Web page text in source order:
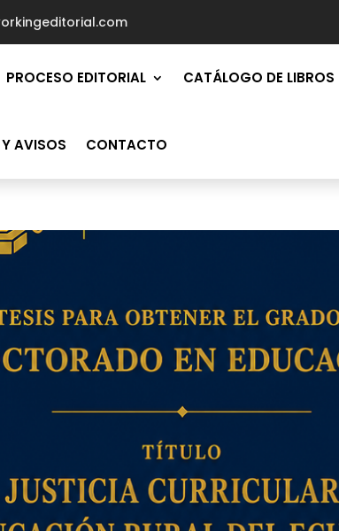
PROCESO EDITORIAL CATÁLOGO DE LIBROS
AVISOS CONTACTO